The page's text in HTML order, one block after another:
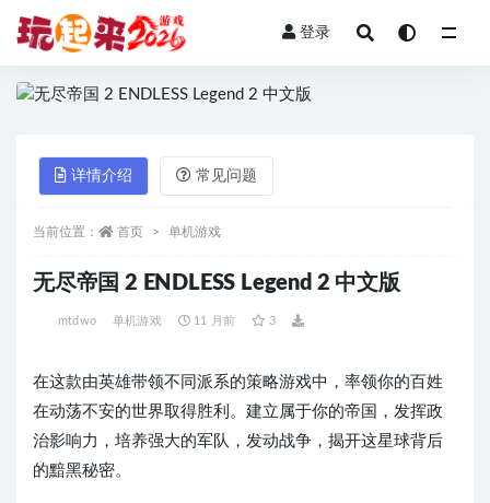
登录
详情介绍 常见问题
当前位置： 首页 单机游戏
无尽帝国 2 ENDLESS Legend 2 中文版
mtdwo 单机游戏 11 月前 3
在这款由英雄带领不同派系的策略游戏中，率领你的百姓
在动荡不安的世界取得胜利。建立属于你的帝国，发挥政
治影响力，培养强大的军队，发动战争，揭开这星球背后
的黯黑秘密。